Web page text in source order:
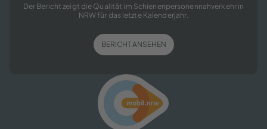
Der Bericht zeigt die Qualität im Schienenpersonennahverkehr in
NRW für das letzte Kalenderjahr.
BERICHT ANSEHEN